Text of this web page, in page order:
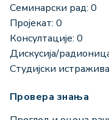
Семинарски рад: 0
Пројекат: 0
Консултације: 0
Дискусија/
Студијски
Провера знања